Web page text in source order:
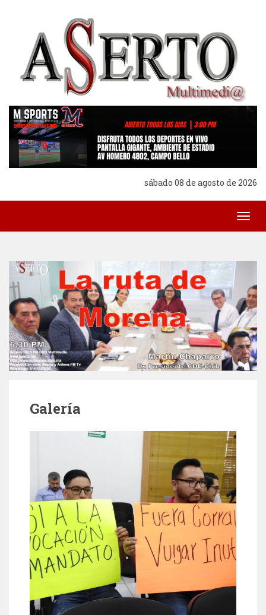
sábado 08 de agosto de 2026
Galería